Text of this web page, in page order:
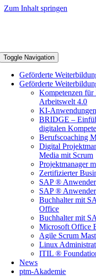
Zum Inhalt springen
Toggle Navigation
Geförderte
Geförderte
Kompetenzen
Arbeitswelt 4.0
KI-
BRIDGE –
digitalen
Berufscoaching
Digital
Media mit Scrum
Projektmanager
Zertifizierter
SAP ® Anwender
SAP ®
Buchhalter mit
Office
Buchhalter mit
Microsoft Office
Agile Scrum
Linux
ITIL ®
News
ptm-Akademie